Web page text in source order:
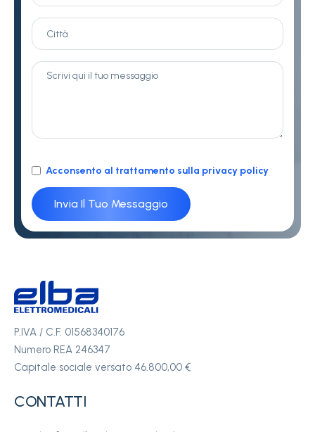
Acconsento al trattamento sulla privacy policy
P.IVA / C.F. 01568340176
Numero REA 246347
Capitale sociale versato 46.800,00 €
CONTATTI